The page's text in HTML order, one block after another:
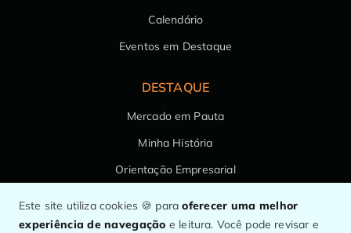
Calendário
Eventos em Destaque
DESTAQUE
Mercado em Pauta
Minha História
Orientação Empresarial
Este site utiliza cookies 🍪 paraoferecer uma melhor
experiência de navegação e leitura. Você pode revisar e